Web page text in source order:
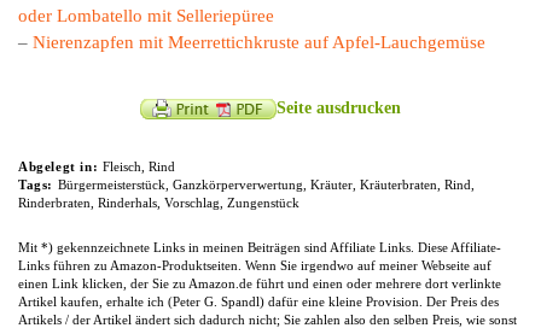
oder Lombatello mit Selleriepüree
– Nierenzapfen mit Meerrettichkruste auf Apfel-Lauchgemüse
Seite ausdrucken
Abgelegt in: Fleisch Rind
Tags: Bürgermeisterstück Ganzkörperverwertung Kräuter, Kräuterbraten Rind
Rinderbraten Rinderhals Vorschlag Zungenstück
Mit *) gekennzeichnete Links in meinen Beiträgen sind Affiliate Links. Diese Affiliate-
Links führen zu Amazon-Produktseiten. Wenn Sie irgendwo auf meiner Webseite auf
einen Link klicken, der Sie zu Amazon.de führt und einen oder mehrere dort verlinkte
Artikel kaufen, erhalte ich (Peter G. Spandl) dafür eine kleine Provision. Der Preis des
Artikels / der Artikel ändert sich dadurch nicht; Sie zahlen also den selben Preis, wie sonst